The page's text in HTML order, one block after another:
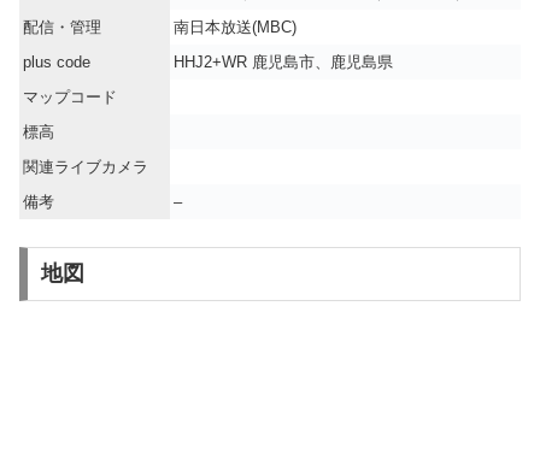
配信・管理
南日本放送(MBC)
plus code
HHJ2+WR 鹿児島市、鹿児島県
マップコード
標高
関連ライブカメラ
備考
–
地図